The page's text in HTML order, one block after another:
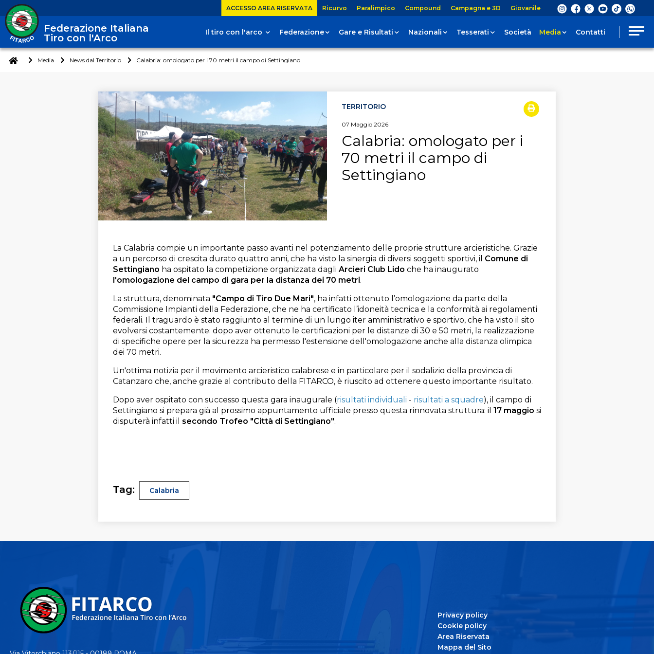
ACCESSO AREA RISERVATA Ricurvo Paralimpico Compound Campagna e 3D Giovanile
Federazione Italiana
Tiro con l'Arco
Il tiro con l'arco Federazione Gare e Risultati Nazionali Tesserati Società Media Contatti
Media News dal Territorio Calabria: omologato per i 70 metri il campo di Settingiano
TERRITORIO
07 Maggio 2026
Calabria: omologato per i
70 metri il campo di
Settingiano
La Calabria compie un importante passo avanti nel potenziamento delle proprie strutture arcieristiche. Grazie
a un percorso di crescita durato quattro anni, che ha visto la sinergia di diversi soggetti sportivi, il Comune di
Settingiano ha ospitato la competizione organizzata dagli Arcieri Club Lido che ha inaugurato
l'omologazione del campo di gara per la distanza dei 70 metri.
La struttura, denominata "Campo di Tiro Due Mari", ha infatti ottenuto l’omologazione da parte della
Commissione Impianti della Federazione, che ne ha certificato l’idoneità tecnica e la conformità ai regolamenti
federali. Il traguardo è stato raggiunto al termine di un lungo iter amministrativo e sportivo, che ha visto il sito
evolversi costantemente: dopo aver ottenuto le certificazioni per le distanze di 30 e 50 metri, la realizzazione
di specifiche opere per la sicurezza ha permesso l'estensione dell'omologazione anche alla distanza olimpica
dei 70 metri.
Un'ottima notizia per il movimento arcieristico calabrese e in particolare per il sodalizio della provincia di
Catanzaro che, anche grazie al contributo della FITARCO, è riuscito ad ottenere questo importante risultato.
Dopo aver ospitato con successo questa gara inaugurale (risultati individuali - risultati a squadre), il campo di
Settingiano si prepara già al prossimo appuntamento ufficiale presso questa rinnovata struttura: il 17 maggio si
disputerà infatti il secondo Trofeo "Città di Settingiano".
Tag: Calabria
Privacy policy
Cookie policy
Area Riservata
Mappa del Sito